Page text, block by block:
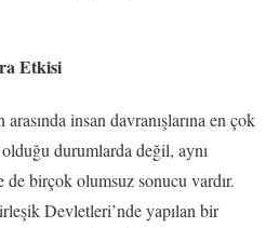
Etkisi
insan davranışlarına en çok
durumlarda değil, aynı
de birçok olumsuz sonucu vardır.
Devletleri’nde yapılan bir